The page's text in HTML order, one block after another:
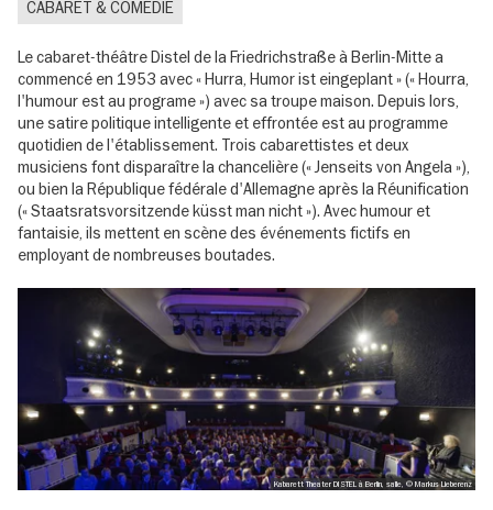
CABARET & COMÉDIE
Le cabaret-théâtre Distel de la Friedrichstraße à Berlin-Mitte a
commencé en 1953 avec « Hurra, Humor ist eingeplant » (« Hourra,
l'humour est au programe ») avec sa troupe maison. Depuis lors,
une satire politique intelligente et effrontée est au programme
quotidien de l'établissement. Trois cabarettistes et deux
musiciens font disparaître la chancelière (« Jenseits von Angela »),
ou bien la République fédérale d'Allemagne après la Réunification
(« Staatsratsvorsitzende küsst man nicht »). Avec humour et
fantaisie, ils mettent en scène des événements fictifs en
employant de nombreuses boutades.
Kabarett Theater DISTEL à Berlin, salle, © Markus Lieberenz